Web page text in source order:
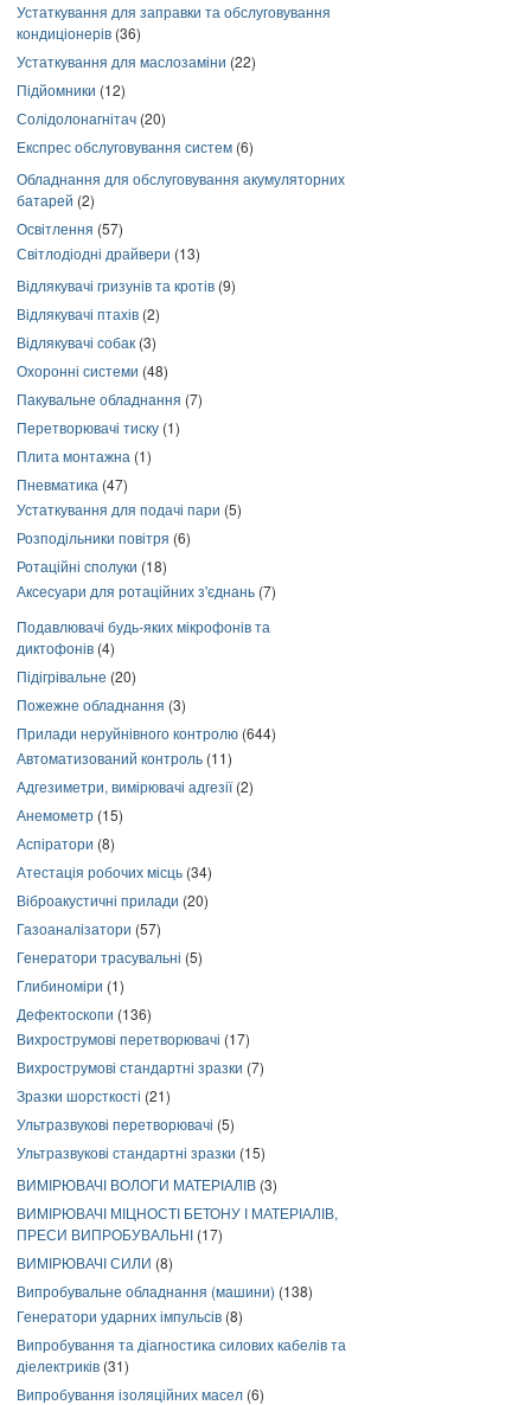
Устаткування для заправки та обслуговування
кондиціонерів (36)
Устаткування для маслозаміни (22)
Підйомники (12)
Солідолонагнітач (20)
Експрес обслуговування систем (6)
Обладнання для обслуговування акумуляторних
батарей (2)
Освітлення (57)
Світлодіодні драйвери (13)
Відлякувачі гризунів та кротів (9)
Відлякувачі птахів (2)
Відлякувачі собак (3)
Охоронні системи (48)
Пакувальне обладнання (7)
Перетворювачі тиску (1)
Плита монтажна (1)
Пневматика (47)
Устаткування для подачі пари (5)
Розподільники повітря (6)
Ротаційні сполуки (18)
Аксесуари для ротаційних з'єднань (7)
Подавлювачі будь-яких мікрофонів та
диктофонів (4)
Підігрівальне (20)
Пожежне обладнання (3)
Прилади неруйнівного контролю (644)
Автоматизований контроль (11)
Адгезиметри, вимірювачі адгезії(2)
Анемометр (15)
Аспіратори (8)
Атестація робочих місць (34)
Віброакустичні прилади (20)
Газоаналізатори (57)
Генератори трасувальні (5)
Глибиноміри (1)
Дефектоскопи (136)
Вихрострумові перетворювачі (17)
Вихрострумові стандартні зразки (7)
Зразки шорсткості (21)
Ультразвукові перетворювачі (5)
Ультразвукові стандартні зразки (15)
ВИМІРЮВАЧІ ВОЛОГИ МАТЕРІАЛІВ (3)
ВИМІРЮВАЧІ МІЦНОСТІ БЕТОНУ І МАТЕРІАЛІВ,
ПРЕСИ ВИПРОБУВАЛЬНІ (17)
ВИМІРЮВАЧІ СИЛИ (8)
Випробувальне обладнання (машини) (138)
Генератори ударних імпульсів (8)
Випробування та діагностика силових кабелів та
діелектриків (31)
Випробування ізоляційних масел (6)